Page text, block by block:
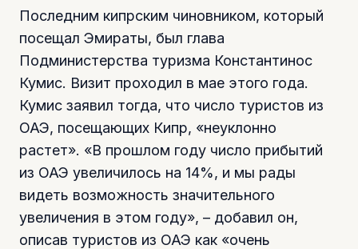
Последним кипрским чиновником, который
посещал Эмираты, был глава
Подминистерства туризма Константинос
Кумис. Визит проходил в мае этого года.
Кумис заявил тогда, что число туристов из
ОАЭ, посещающих Кипр, «неуклонно
растет». «В прошлом году число прибытий
из ОАЭ увеличилось на 14%, и мы рады
видеть возможность значительного
увеличения в этом году», – добавил он,
описав туристов из ОАЭ как «очень